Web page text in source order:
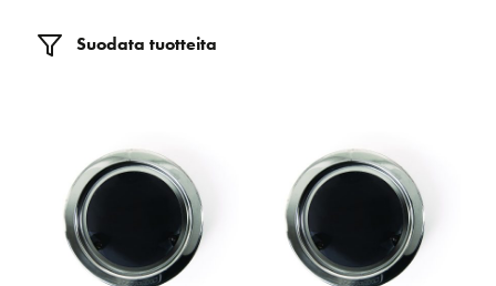
Suodata tuotteita